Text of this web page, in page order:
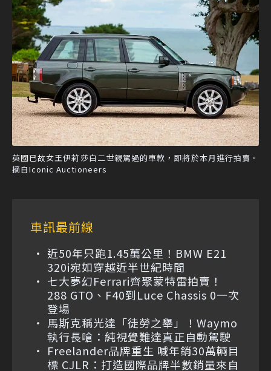
英國已故女王伊莉莎白二世親駕過的車款，即將於本月進行拍賣。
摘自Iconic Auctioneers
車訊最前線
近50年只跑1.45萬公里！BMW E21
320i宛如穿越近半世紀時間
七大夢幻Ferrari齊聚蒙特雷拍賣！
288 GTO、F40到Luce Chassis 0一次
登場
馬斯克稱光達「徒勞之舉」！Waymo
執行長嗆：純視覺難達真正自動駕駛
Freelander品牌重生 喊年銷30萬輛目
標 CJLR：打造國際品牌半數銷量來自